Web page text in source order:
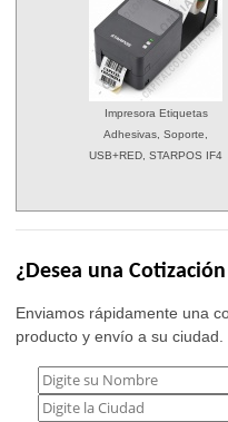
Impresora Etiquetas
Adhesivas, Soporte,
USB+RED, STARPOS IF4
¿Desea una
Enviamos rápidamente una
producto y envío a su ciudad.